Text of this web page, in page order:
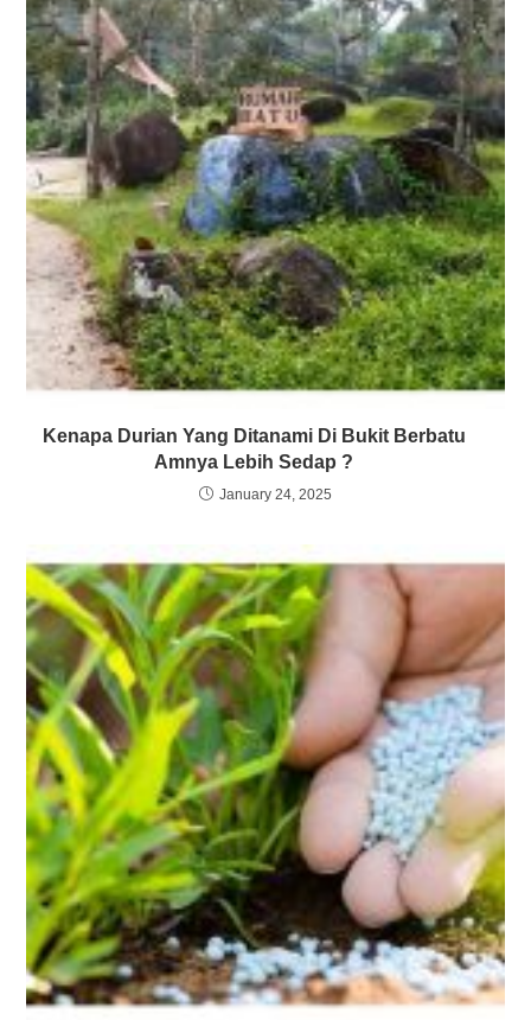
Kenapa Durian Yang Ditanami Di Bukit Berbatu
Amnya Lebih Sedap ?
January 24, 2025